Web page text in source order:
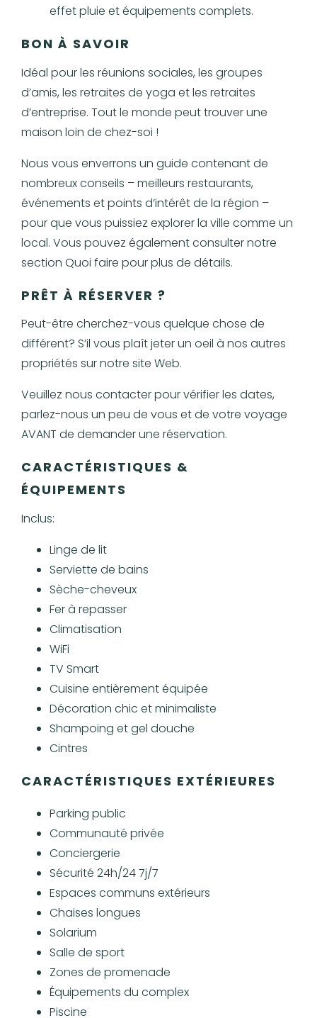
effet pluie et équipements complets.
BON À SAVOIR
Idéal pour les réunions sociales, les groupes
d’amis, les retraites de yoga et les retraites
d’entreprise. Tout le monde peut trouver une
maison loin de chez-soi !
Nous vous enverrons un guide contenant de
nombreux conseils – meilleurs restaurants,
événements et points d’intérêt de la région –
pour que vous puissiez explorer la ville comme un
local. Vous pouvez également consulter notre
section Quoi faire pour plus de détails.
PRÊT À RÉSERVER ?
Peut-être cherchez-vous quelque chose de
différent? S’il vous plaît jeter un oeil à nos autres
propriétés sur notre site Web.
Veuillez nous contacter pour vérifier les dates,
parlez-nous un peu de vous et de votre voyage
AVANT de demander une réservation.
CARACTÉRISTIQUES &
ÉQUIPEMENTS
Inclus:
Linge de lit
Serviette de bains
Sèche-cheveux
Fer à repasser
Climatisation
WiFi
TV Smart
Cuisine entièrement équipée
Décoration chic et minimaliste
Shampoing et gel douche
Cintres
CARACTÉRISTIQUES EXTÉRIEURES
Parking public
Communauté privée
Conciergerie
Sécurité 24h/24 7j/7
Espaces communs extérieurs
Chaises longues
Solarium
Salle de sport
Zones de promenade
Équipements du complex
Piscine